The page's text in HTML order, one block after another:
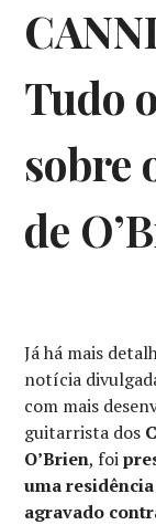
Tudo
sobre
de
Já há mais
notícia
com mais
guitarrista dos
O’Brien, foi
uma
agravado